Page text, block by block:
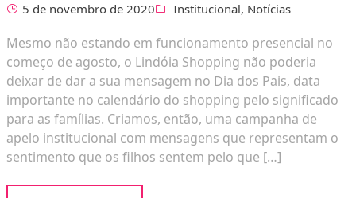
5 de novembro de 2020 Institucional, Notícias
Mesmo não estando em funcionamento presencial no
começo de agosto, o Lindóia Shopping não poderia
deixar de dar a sua mensagem no Dia dos Pais, data
importante no calendário do shopping pelo significado
para as famílias. Criamos, então, uma campanha de
apelo institucional com mensagens que representam o
sentimento que os filhos sentem pelo que […]